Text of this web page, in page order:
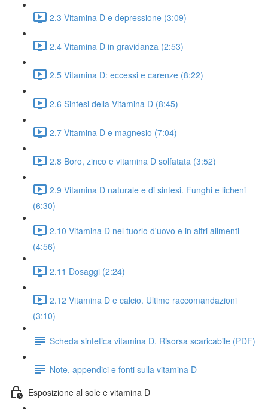
2.3 Vitamina D e depressione (3:09)
2.4 Vitamina D in gravidanza (2:53)
2.5 Vitamina D: eccessi e carenze (8:22)
2.6 Sintesi della Vitamina D (8:45)
2.7 Vitamina D e magnesio (7:04)
2.8 Boro, zinco e vitamina D solfatata (3:52)
2.9 Vitamina D naturale e di sintesi. Funghi e licheni
(6:30)
2.10 Vitamina D nel tuorlo d'uovo e in altri alimenti
(4:56)
2.11 Dosaggi (2:24)
2.12 Vitamina D e calcio. Ultime raccomandazioni
(3:10)
Scheda sintetica vitamina D. Risorsa scaricabile (PDF)
Note, appendici e fonti sulla vitamina D
Esposizione al sole e vitamina D